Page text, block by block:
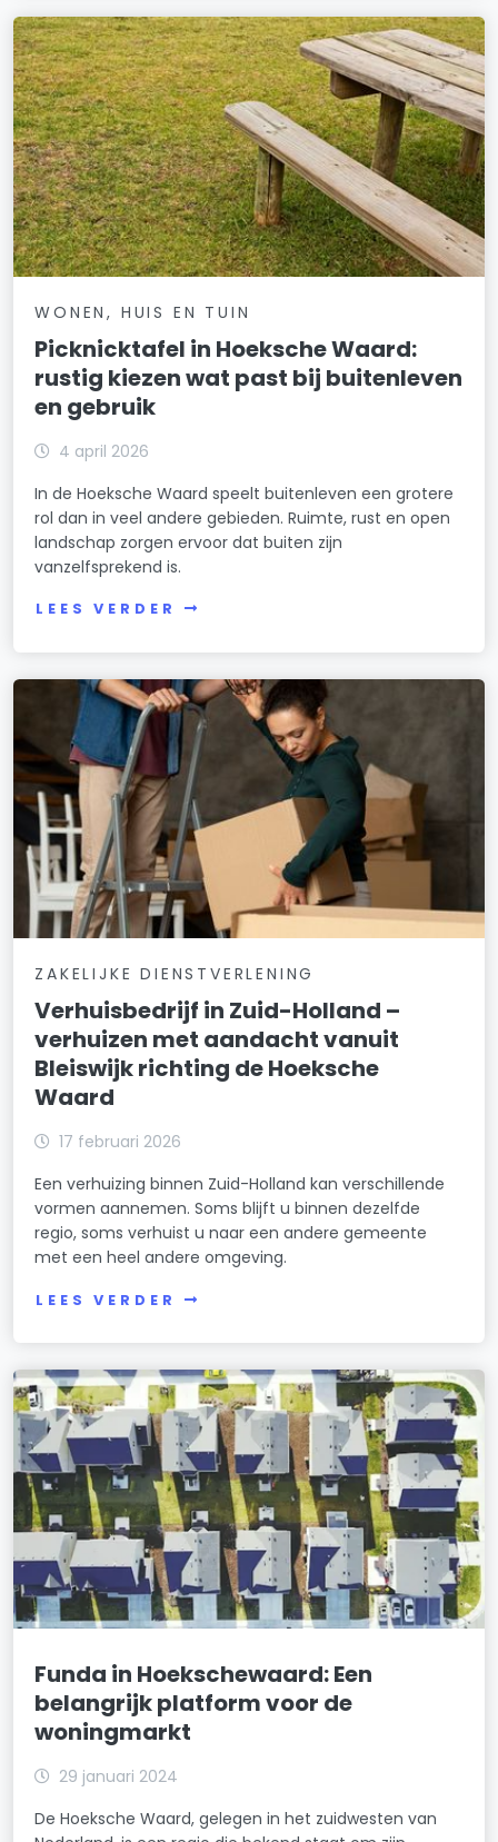
WONEN, HUIS EN TUIN
Picknicktafel in Hoeksche Waard:
rustig kiezen wat past bij buitenleven
en gebruik
4 april 2026
In de Hoeksche Waard speelt buitenleven een grotere
rol dan in veel andere gebieden. Ruimte, rust en open
landschap zorgen ervoor dat buiten zijn
vanzelfsprekend is.
LEES VERDER
ZAKELIJKE DIENSTVERLENING
Verhuisbedrijf in Zuid-Holland –
verhuizen met aandacht vanuit
Bleiswijk richting de Hoeksche
Waard
17 februari 2026
Een verhuizing binnen Zuid-Holland kan verschillende
vormen aannemen. Soms blijft u binnen dezelfde
regio, soms verhuist u naar een andere gemeente
met een heel andere omgeving.
LEES VERDER
Funda in Hoekschewaard: Een
belangrijk platform voor de
woningmarkt
29 januari 2024
De Hoeksche Waard, gelegen in het zuidwesten van